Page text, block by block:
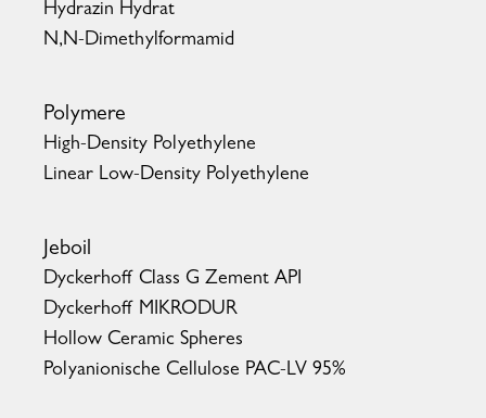
Hydrazin Hydrat
N,N-Dimethylformamid
Polymere
High-Density Polyethylene
Linear Low-Density Polyethylene
Jeboil
Dyckerhoff Class G Zement API
Dyckerhoff MIKRODUR
Hollow Ceramic Spheres
Polyanionische Cellulose PAC-LV 95%